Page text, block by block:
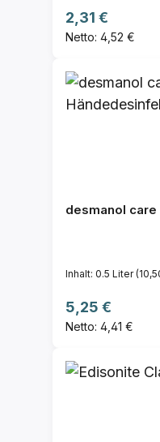
Regulärer
2,31 €
Netto: 4,52 €
desmanol
Inhalt: 0.5 Liter
Regulärer
5,25 €
Netto: 4,41 €